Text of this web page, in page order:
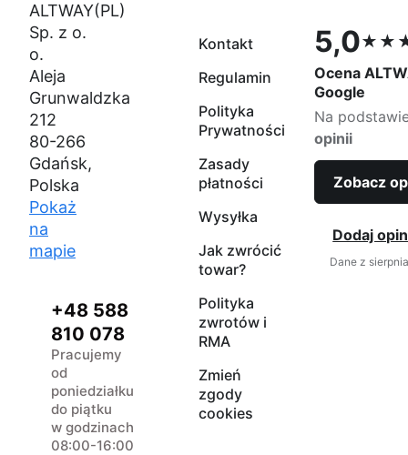
ALTWAY(PL)
Sp. z o.
o.
Aleja
Grunwaldzka
212
80-266
Gdańsk,
Polska
Pokaż
na
mapie
+48 588
810 078
Pracujemy
od
poniedziałku
do piątku
w godzinach
08:00-16:00
Kontakt
Regulamin
Polityka
Prywatności
Zasady
płatności
Wysyłka
Jak zwrócić
towar?
Polityka
zwrotów i
RMA
Zmień
zgody
cookies
5,0
Ocena 5,0
Ocena
Google
Na
opinii
Zobacz
Dodaj
Dane z